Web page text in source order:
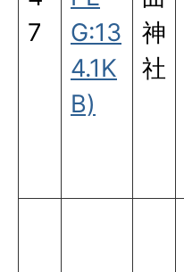
7
G:13
4.1K
B)
神
社